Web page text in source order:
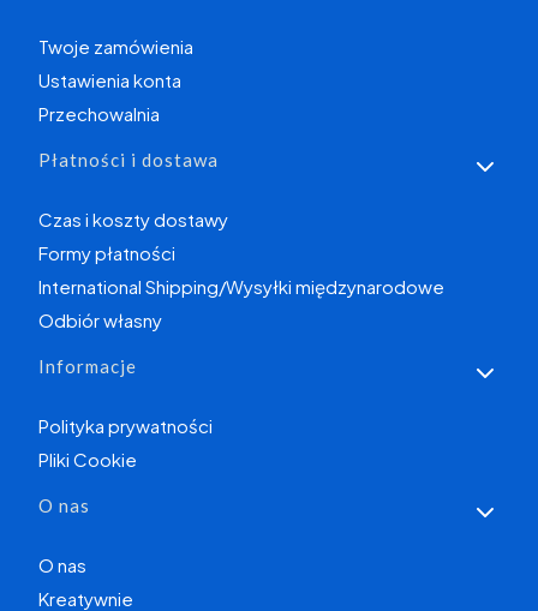
Twoje zamówienia
Ustawienia konta
Przechowalnia
Płatności i dostawa
Czas i koszty dostawy
Formy płatności
International Shipping/Wysyłki międzynarodowe
Odbiór własny
Informacje
Polityka prywatności
Pliki Cookie
O nas
O nas
Kreatywnie